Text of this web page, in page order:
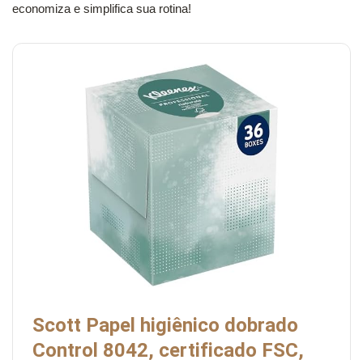
economiza e simplifica sua rotina!
Scott Papel higiênico dobrado
Control 8042, certificado FSC,